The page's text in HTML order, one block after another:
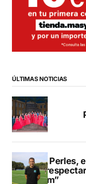
ÚLTIMAS NOTICIAS
Pere Perles,
que
estem”